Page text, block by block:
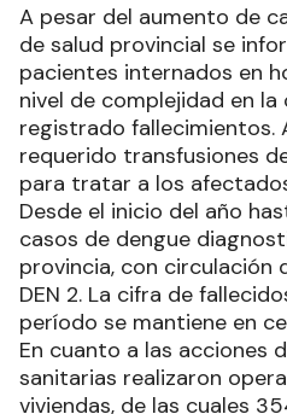
A pesar del aumento de
de salud provincial se
pacientes internados en
nivel de complejidad en la
registrado fallecimientos.
requerido transfusiones
para tratar a los
Desde el inicio del año
casos de dengue
provincia, con circulación
DEN 2. La cifra de
período se mantiene en
En cuanto a las acciones
sanitarias realizaron
viviendas, de las cuales